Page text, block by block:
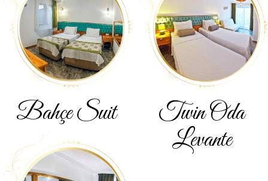
BahçeSuit
Twin Oda
Levante